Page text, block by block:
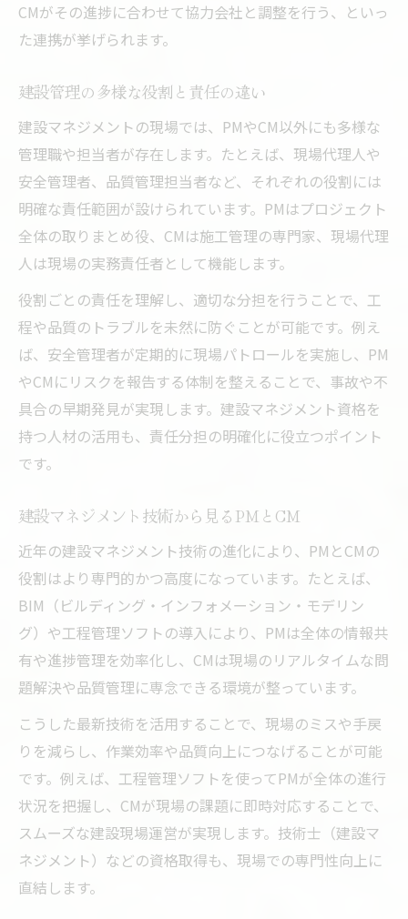
CMがその進捗に合わせて協力会社と調整を行う、といっ
た連携が挙げられます。
建設管理の多様な役割と責任の違い
建設マネジメントの現場では、PMやCM以外にも多様な
管理職や担当者が存在します。たとえば、現場代理人や
安全管理者、品質管理担当者など、それぞれの役割には
明確な責任範囲が設けられています。PMはプロジェクト
全体の取りまとめ役、CMは施工管理の専門家、現場代理
人は現場の実務責任者として機能します。
役割ごとの責任を理解し、適切な分担を行うことで、工
程や品質のトラブルを未然に防ぐことが可能です。例え
ば、安全管理者が定期的に現場パトロールを実施し、PM
やCMにリスクを報告する体制を整えることで、事故や不
具合の早期発見が実現します。建設マネジメント資格を
持つ人材の活用も、責任分担の明確化に役立つポイント
です。
建設マネジメント技術から見るPMとCM
近年の建設マネジメント技術の進化により、PMとCMの
役割はより専門的かつ高度になっています。たとえば、
BIM（ビルディング・インフォメーション・モデリン
グ）や工程管理ソフトの導入により、PMは全体の情報共
有や進捗管理を効率化し、CMは現場のリアルタイムな問
題解決や品質管理に専念できる環境が整っています。
こうした最新技術を活用することで、現場のミスや手戻
りを減らし、作業効率や品質向上につなげることが可能
です。例えば、工程管理ソフトを使ってPMが全体の進行
状況を把握し、CMが現場の課題に即時対応することで、
スムーズな建設現場運営が実現します。技術士（建設マ
ネジメント）などの資格取得も、現場での専門性向上に
直結します。